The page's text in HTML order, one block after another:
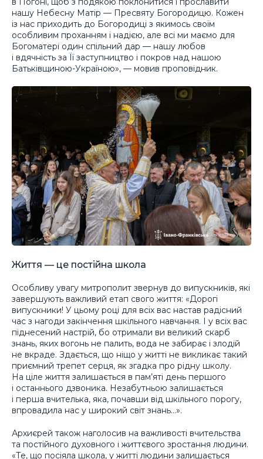
нашу Небесну Матір — Пресвяту Богородицю. Кожен
із нас приходить до Богородиці з якимось своїм
особливим проханням і надією, але всі ми маємо для
Богоматері один спільний дар — нашу любов
і вдячність за Її заступництво і покров над нашою
Батьківщиною-Україною», — мовив проповідник.
Життя — це постійна школа
Особливу увагу митрополит звернув до випускників, які
завершують важливий етап свого життя: «Дорогі
випускники! У цьому році для всіх вас настав радісний
час з нагоди закінчення шкільного навчання. І у всіх вас
піднесений настрій, бо отримали ви великий скарб
знань, яких вогонь не палить, вода не забирає і злодій
не вкраде. Здається, що ніщо у житті не викликає такий
приємний трепет серця, як згадка про рідну школу.
На ціле життя залишається в пам’яті день першого
і останнього дзвоника. Незабутньою залишається
і перша вчителька, яка, почавши від шкільного порогу,
впровадила нас у широкий світ знань…».
Архиєрей також наголосив на важливості вчительства
та постійного духовного і життєвого зростання людини.
«Те, що посіяла школа, у житті людини залишається